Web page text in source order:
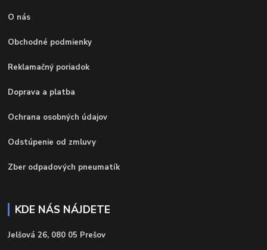
O nás
Obchodné podmienky
Reklamačný poriadok
Doprava a platba
Ochrana osobných údajov
Odstúpenie od zmluvy
Zber odpadových pneumatík
KDE NÁS NÁJDETE
Jelšová 26, 080 05 Prešov